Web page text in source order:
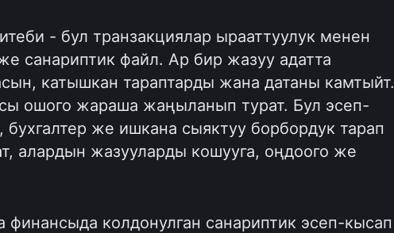
- бул транзакциялар ырааттуулук менен
санариптик файл. Ар бир жазуу адатта
катышкан тараптарды жана датаны камтыйт.
ошого жараша жаңыланып турат. Бул эсеп-
бухгалтер же ишкана сыяктуу борбордук тарап
алардын жазууларды кошууга, оңдоого же
финансыда колдонулган санариптик эсеп-кысап